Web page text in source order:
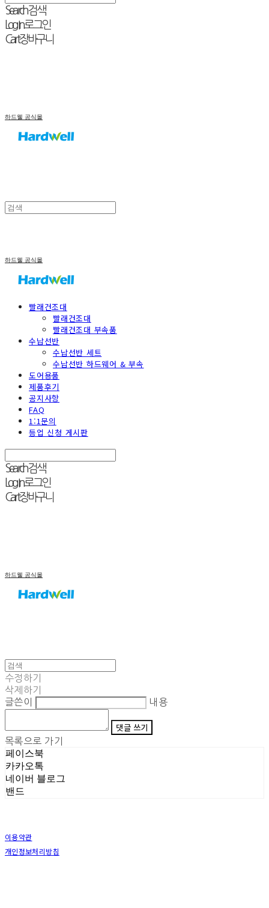
Search검색
Log In로그인
Cart장바구니
하드웰 공식몰
하드웰 공식몰
빨래건조대
빨래건조대
빨래건조대 부속품
수납선반
수납선반 세트
수납선반 하드웨어 & 부속
도어용품
제품후기
공지사항
FAQ
1:1문의
등업 신청 게시판
Search검색
Log In로그인
Cart장바구니
하드웰 공식몰
수정하기
삭제하기
글쓴이
내용
댓글 쓰기
목록으로 가기
페이스북
카카오톡
네이버 블로그
밴드
이용약관
개인정보처리방침